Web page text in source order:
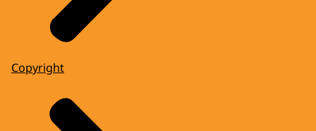
Copyright